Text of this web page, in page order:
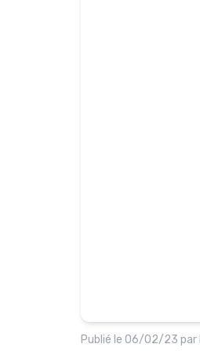
Publié le 06/02/23 par